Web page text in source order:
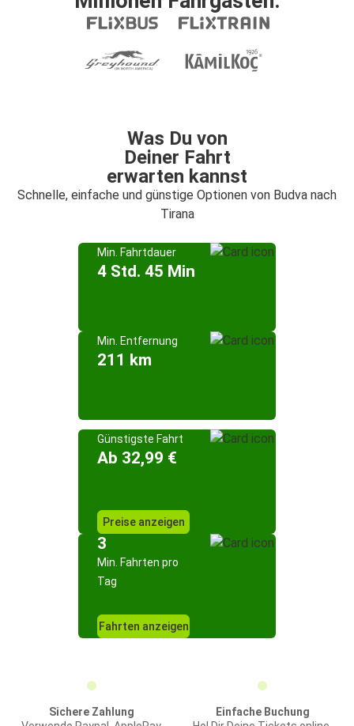
Was Du von
Deiner Fahrt
erwarten kannst
Schnelle, einfache und günstige Optionen von Budva nach
Tirana
Min. Fahrtdauer
4 Std. 45 Min
Min. Entfernung
211 km
Günstigste Fahrt
Ab 32,99 €
Preise anzeigen
3
Min. Fahrten pro
Tag
Fahrten anzeigen
Sichere Zahlung
Einfache Buchung